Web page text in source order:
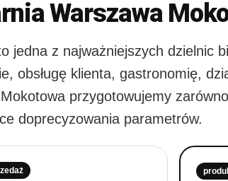
Warszawa
jedna z najważniejszych dzielnic
obsługę klienta, gastronomię,
przygotowujemy
doprecyzowania parametrów.